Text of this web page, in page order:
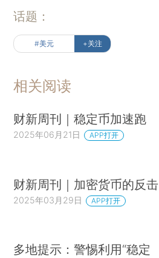
话题：
#美元 +关注
相关阅读
财新周刊｜稳定币加速跑
2025年06月21日 APP打开
财新周刊｜加密货币的反击
2025年03月29日 APP打开
多地提示：警惕利用“稳定